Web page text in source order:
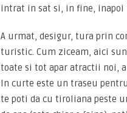
intrat in sat si, in fine, inapoi
A urmat, desigur, tura prin
turistic. Cum ziceam, aici
toate si tot apar atractii noi,
In curte este un traseu
te poti da cu tiroliana peste